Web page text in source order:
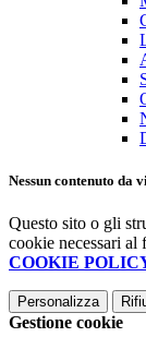
Nessun contenuto da
Questo sito o gli
cookie necessari
COOKIE
Personalizza
Gestione cookie